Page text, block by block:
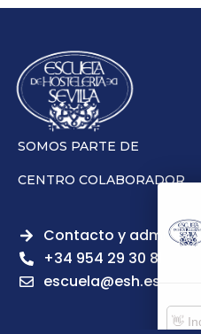
SOMOS PARTE DE
CENTRO COLABORADOR
Contacto y
+34 954 29 30 81
escuela@esh.es